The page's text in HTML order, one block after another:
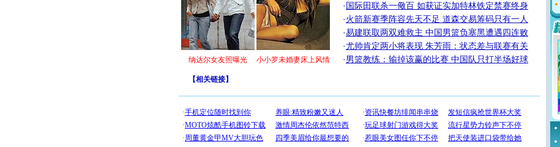
纳达尔女友照曝光 小小罗未婚妻床上风情
·国际田联杀一儆百 如获证实加特林铁定禁赛终身
·火箭新赛季阵容先天不足 道森交易筹码只有一人
·易建联取两双难救主 中国男篮负塞黑遭遇四连败
·尤帅肯定两小将表现 朱芳雨：状态差与联赛有关
·男篮教练：输掉该赢的比赛 中国队只打半场好球
【相关链接】
你太多，只有给你五千万：千万快乐！千万要健康！千万